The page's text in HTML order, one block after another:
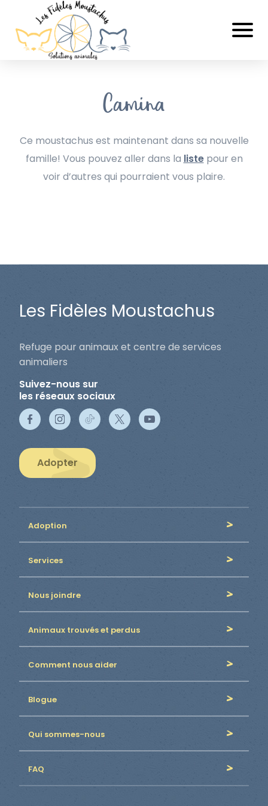
Camina
Ce moustachus est maintenant dans sa nouvelle
famille! Vous pouvez aller dans la listepour en
voir d’autres qui pourraient vous plaire.
Les Fidèles Moustachus
Refuge pour animaux et centre de services
animaliers
Suivez-nous sur
les réseaux sociaux
Adopter
Adoption
Services
Nous joindre
Animaux trouvés et perdus
Comment nous aider
Blogue
Qui sommes-nous
FAQ